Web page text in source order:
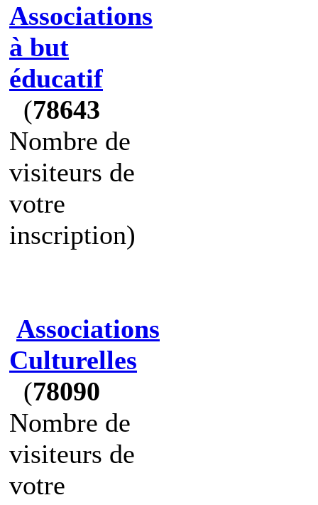
Associations
à but
éducatif
(78643
Nombre de
visiteurs de
votre
inscription)
Associations
Culturelles
(78090
Nombre de
visiteurs de
votre